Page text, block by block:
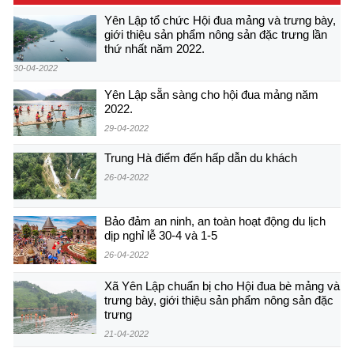
Yên Lập tổ chức Hội đua mảng và trưng bày,
giới thiệu sản phẩm nông sản đặc trưng lần
thứ nhất năm 2022.
30-04-2022
Yên Lập sẵn sàng cho hội đua mảng năm
2022.
29-04-2022
Trung Hà điểm đến hấp dẫn du khách
26-04-2022
Bảo đảm an ninh, an toàn hoạt động du lịch
dịp nghỉ lễ 30-4 và 1-5
26-04-2022
Xã Yên Lập chuẩn bị cho Hội đua bè mảng và
trưng bày, giới thiệu sản phẩm nông sản đặc
trưng
21-04-2022